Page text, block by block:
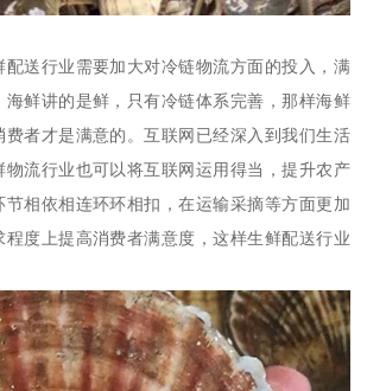
配送行业需要加大对冷链物流方面的投入，满
海鲜讲的是鲜，只有冷链体系完善，那样海鲜
费者才是满意的。互联网已经深入到我们生活
物流行业也可以将互联网运用得当，提升农产
相依相连环环相扣，在运输采摘等方面更加
度上提高消费者满意度，这样生鲜配送行业